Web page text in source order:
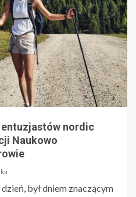
nordic
Naukowo
był dniem znaczącym